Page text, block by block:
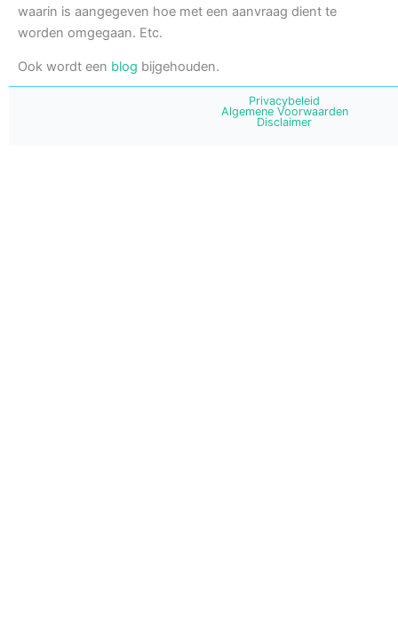
waarin is aangegeven hoe met een aanvraag dient te
worden omgegaan. Etc.
Ook wordt een blog bijgehouden.
Privacybeleid
Algemene Voorwaarden
Disclaimer